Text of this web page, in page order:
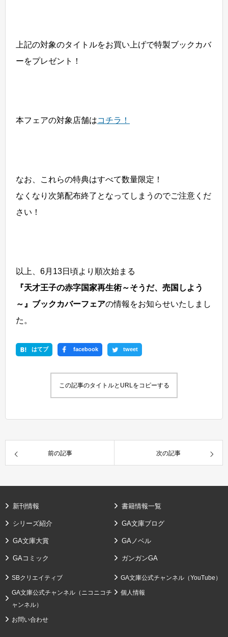
上記の対象のタイトルをお買い上げで特製ブックカバ
ーをプレゼント！
本フェアの対象店舗はコチラ！
なお、これらの特典はすべて数量限定！
なくなり次第配布終了となってしまうのでご注意くだ
さい！
以上、6月13日頃より順次始まる
『天才王子の赤字国家再生術～そうだ、売国しよう
～』ブックカバーフェアの情報をお知らせいたしまし
た。
はてブ facebook tweet
この記事のタイトルとURLをコピーする
前の記事 次の記事
新刊情報 書籍情報一覧
シリーズ紹介 GA文庫ブログ
GA文庫大賞 GAノベル
GAコミック ガンガンGA
SBクリエイティブ GA文庫公式チャンネル（YouTube）
GA文庫公式チャンネル（ニコニコチ
ャンネル）
個人情報
お問い合わせ